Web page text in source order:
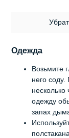
Одежда
Возьмите
него соду.
одежду
запах